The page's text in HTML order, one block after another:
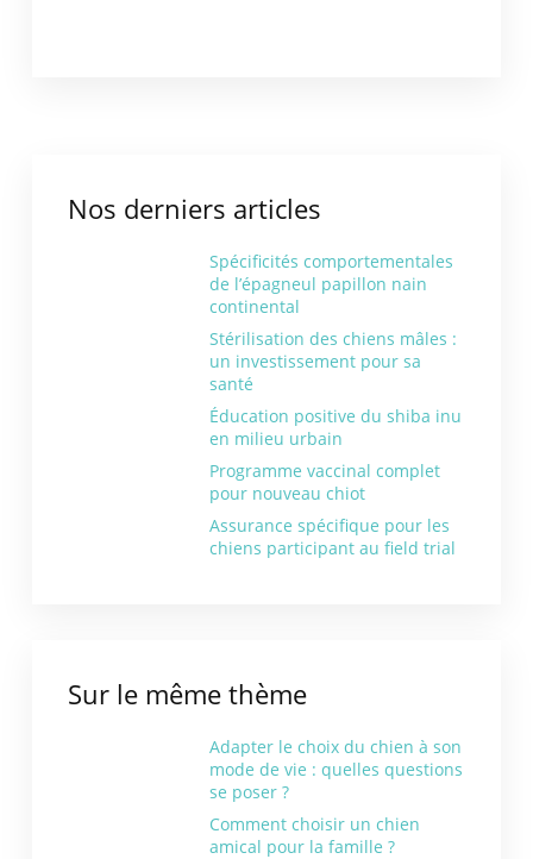
Nos derniers articles
Spécificités comportementales
de l’épagneul papillon nain
continental
Stérilisation des chiens mâles :
un investissement pour sa
santé
Éducation positive du shiba inu
en milieu urbain
Programme vaccinal complet
pour nouveau chiot
Assurance spécifique pour les
chiens participant au field trial
Sur le même thème
Adapter le choix du chien à son
mode de vie : quelles questions
se poser ?
Comment choisir un chien
amical pour la famille ?